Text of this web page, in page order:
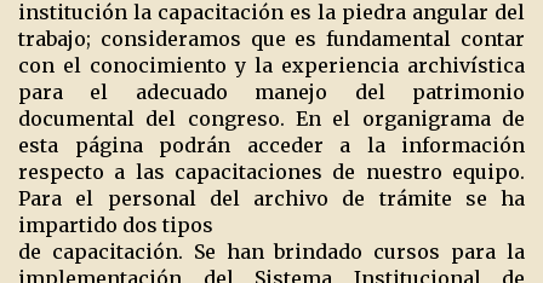
institución la capacitación es la piedra angular del
trabajo; consideramos que es fundamental contar
con el conocimiento y la experiencia archivística
para el adecuado manejo del patrimonio
documental del congreso. En el organigrama de
esta página podrán acceder a la información
respecto a las capacitaciones de nuestro equipo.
Para el personal del archivo de trámite se ha
impartido dos tipos
de capacitación. Se han brindado cursos para la
implementación del Sistema Institucional de